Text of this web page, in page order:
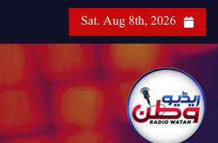
i
Sat. Aug 8th, 2026